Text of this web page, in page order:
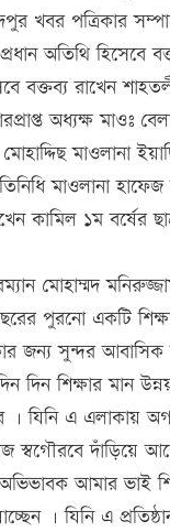
খবর পত্রিকার
অতিথি হিসেবে
বক্তব্য রাখেন
অধ্যক্ষ মাওঃ
মাওলানা
মাওলানা
কামিল ১ম
মোহাম্মদ
পুরনো একটি
জন্য সুন্দর
দিন শিক্ষার মান
যিনি এ এলাকায়
দাঁড়িয়ে
আমার ভাই
। যিনি এ